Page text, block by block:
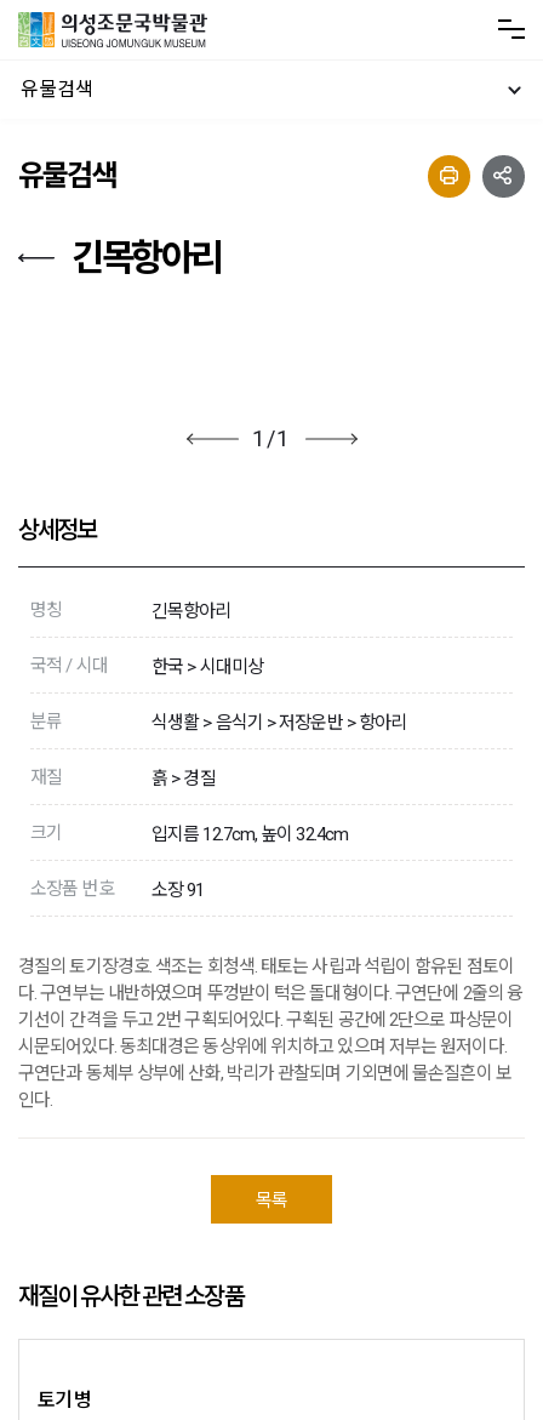
유물검색
유물검색
긴목항아리
1 /1
상세정보
명칭 긴목항아리
국적 / 시대 한국 > 시대미상
분류 식생활 > 음식기 > 저장운반 > 항아리
재질 흙 > 경질
크기 입지름 12.7cm, 높이 32.4cm
소장품 번호 소장 91
경질의 토기장경호. 색조는 회청색. 태토는 사립과 석립이 함유된 점토이
다. 구연부는 내반하였으며 뚜껑받이 턱은 돌대형이다. 구연단에 2줄의 융
기선이 간격을 두고 2번 구획되어있다. 구획된 공간에 2단으로 파상문이
시문되어있다. 동최대경은 동상위에 위치하고 있으며 저부는 원저이다.
구연단과 동체부 상부에 산화, 박리가 관찰되며 기외면에 물손질흔이 보
인다.
목록
재질이 유사한 관련 소장품
토기 병